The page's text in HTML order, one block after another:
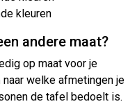
kleuren
andere maat?
op maat voor je
welke afmetingen je
de tafel bedoelt is.